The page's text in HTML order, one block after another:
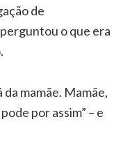
de
o que era
da mamãe. Mamãe,
por assim” – e